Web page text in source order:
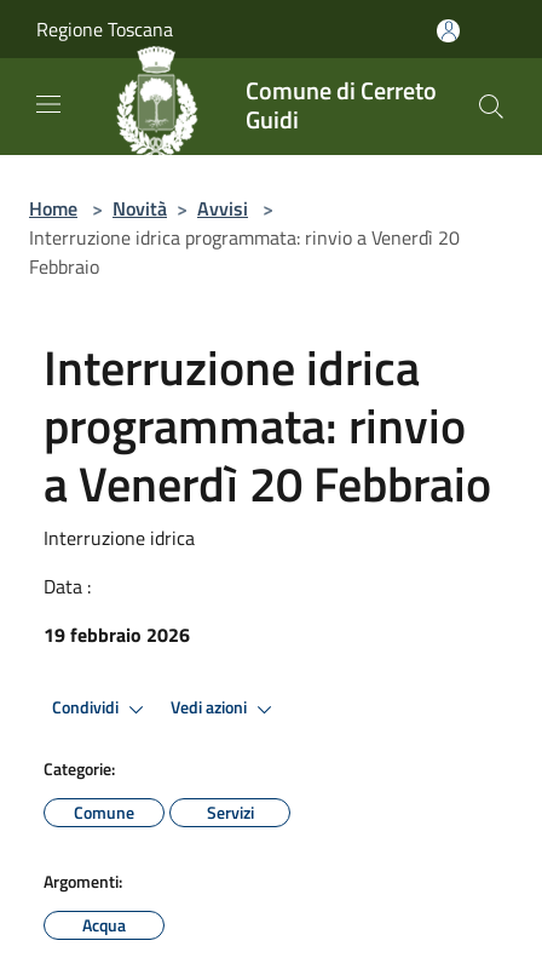
Regione Toscana
Comune di Cerreto
Guidi
Home > Novità > Avvisi >
Interruzione idrica programmata: rinvio a Venerdì 20
Febbraio
Interruzione idrica
programmata: rinvio
a Venerdì 20 Febbraio
Interruzione idrica
Data :
19 febbraio 2026
Condividi Vedi azioni
Categorie:
Comune
Servizi
Argomenti:
Acqua